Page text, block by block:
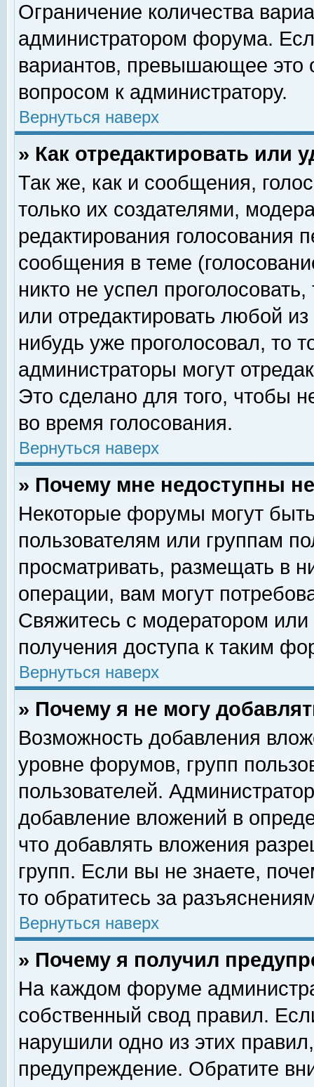
Ограничение количества
администратором форума.
вариантов, превышающее это
вопросом к администратору.
Вернуться наверх
» Как отредактировать или
Так же, как и сообщения,
только их создателями,
редактирования голосования
сообщения в теме
никто не успел
или отредактировать любой
нибудь уже проголосовал, то
администраторы могут
Это сделано для того, чтобы
во время голосования.
Вернуться наверх
» Почему мне недоступны
Некоторые форумы могут
пользователям или группам
просматривать, размещать в
операции, вам могут
Свяжитесь с модератором
получения доступа к таким
Вернуться наверх
» Почему я не могу
Возможность добавления
уровне форумов, групп
пользователей.
добавление вложений в
что добавлять вложения
групп. Если вы не знаете,
то обратитесь за
Вернуться наверх
» Почему я получил
На каждом форуме
собственный свод правил.
нарушили одно из этих
предупреждение. Обратите